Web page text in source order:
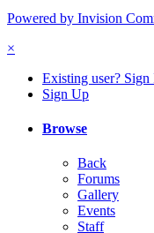
Powered by Invision
×
Existing user? Sign
Sign Up
Browse
Back
Forums
Gallery
Events
Staff